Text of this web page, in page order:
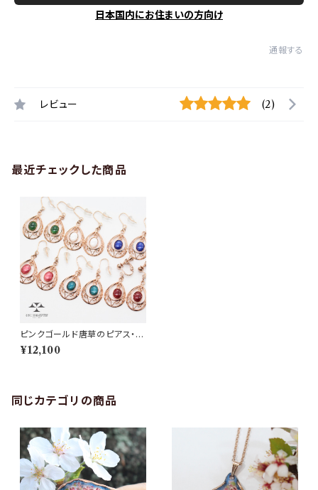
日本国内にお住まいの方向け
通報する
レビュー (2)
最近チェックした商品
ピンクゴールド唐草のピアス・イ
ヤリング
¥12,100
同じカテゴリの商品